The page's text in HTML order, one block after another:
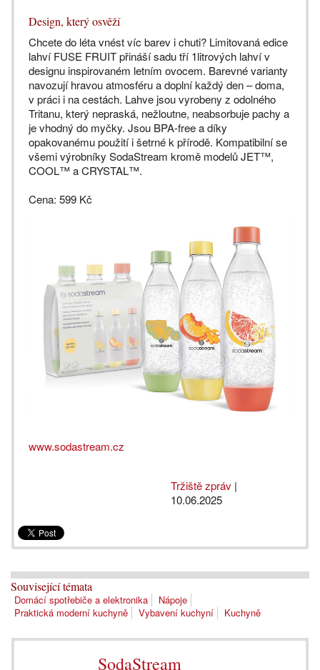
Design, který osvěží
Chcete do léta vnést víc barev i chuti? Limitovaná edice
lahví FUSE FRUIT přináší sadu tří 1litrových lahví v
designu inspirovaném letním ovocem. Barevné varianty
navozují hravou atmosféru a doplní každý den – doma,
v práci i na cestách. Lahve jsou vyrobeny z odolného
Tritanu, který nepraská, nežloutne, neabsorbuje pachy a
je vhodný do myčky. Jsou BPA-free a díky
opakovanému použití i šetrné k přírodě. Kompatibilní se
všemi výrobníky SodaStream kromě modelů JET™,
COOL™ a CRYSTAL™.
Cena: 599 Kč
www.sodastream.cz
Tržiště zpráv |
10.06.2025
Související témata
Domácí spotřebiče a elektronika
Nápoje
Praktická moderní kuchyně
Vybavení kuchyní Kuchyně
SodaStream